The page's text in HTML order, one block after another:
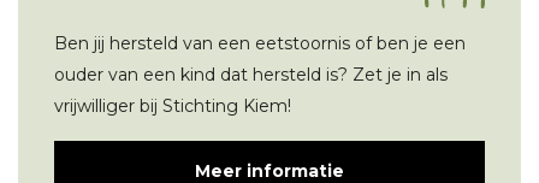
Ben jij hersteld van een eetstoornis of ben je een
ouder van een kind dat hersteld is? Zet je in als
vrijwilliger bij Stichting Kiem!
Meer informatie